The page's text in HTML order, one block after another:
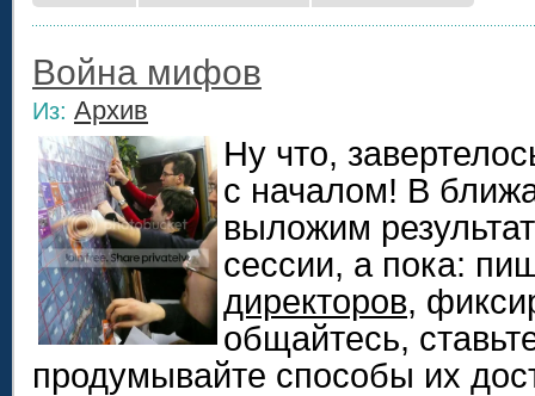
Война мифов
Из: Архив
Ну что,
с началом! В
выложим
сессии, а пока:
директоров,
общайтесь,
продумывайте способы их